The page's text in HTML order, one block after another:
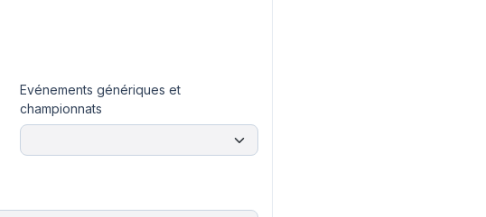
Evénements génériques et
championnats